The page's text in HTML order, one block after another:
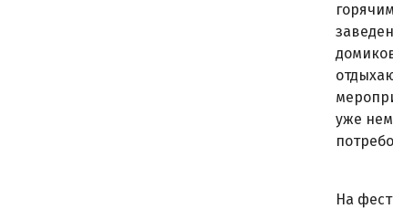
уже
На